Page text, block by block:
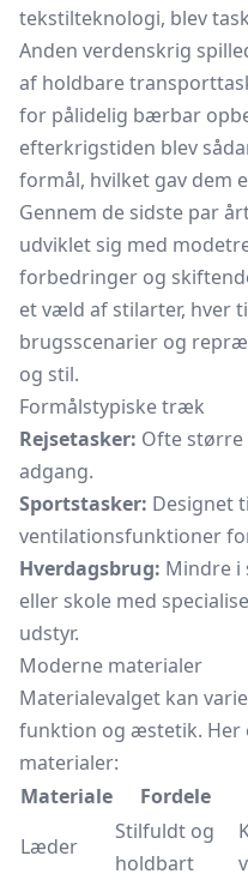
tekstilteknologi, blev
Anden verdenskrig
af holdbare
for pålidelig bærbar
efterkrigstiden blev
formål, hvilket gav dem
Gennem de sidste par
udviklet sig med
forbedringer og
et væld af stilarter, hver
brugsscenarier og
og stil.
Formålstypiske træk
Rejsetasker: Ofte
adgang.
Sportstasker: Designet
ventilationsfunktioner
Hverdagsbrug: Mindre i
eller skole med
udstyr.
Moderne materialer
Materialevalget kan
funktion og æstetik. Her
materialer:
Materiale
Fordele
Læder
Stilfuldt og
holdbart